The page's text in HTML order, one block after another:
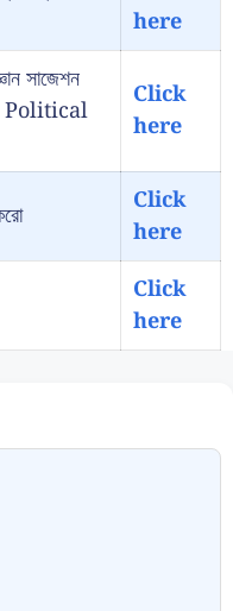
here
সাজেশন
Political
Click
here
Click
here
Click
here